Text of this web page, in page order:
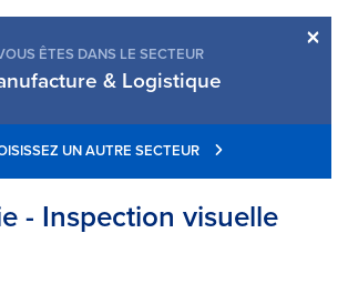
×
ÊTES DANS LE SECTEUR
& Logistique
UN AUTRE SECTEUR
- Inspection visuelle